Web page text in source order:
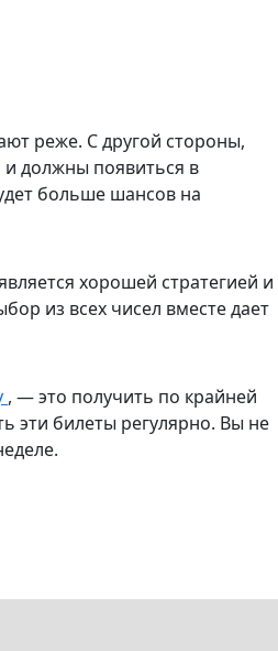
реже. С другой стороны,
должны появиться в
больше шансов на
хорошей стратегией и
из всех чисел вместе дает
, — это получить по крайней
эти билеты регулярно. Вы не